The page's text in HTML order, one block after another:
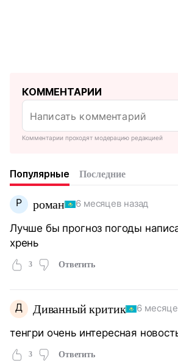
КОММЕНТАРИИ
Комментарии проходят модерацию редакцией
Популярные Последние
Р роман 6 месяцев назад
Лучше бы прогноз погоды
хрень
3 Ответить
Д Диванный критик 6
тенгри очень интересная
3 Ответить